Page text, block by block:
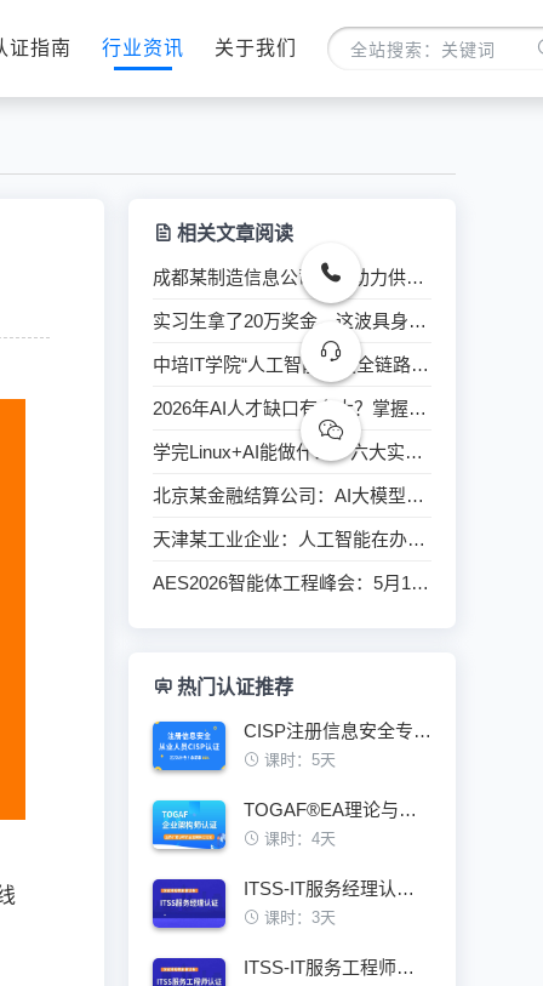
证指南 行业资讯 关于我们
相关文章阅读
成都某制造信息公司：AI助力供应商质量管理系统提升训练培训
实习生拿了20万奖金，这波具身智能红利普通人怎么抓？
中培IT学院“人工智能开发全链路实战与案例分析”培训
2026年AI人才缺口有多大？掌握Linux+AI工具链迎来黄金期
学完Linux+AI能做什么？六大实战应用场景全解析
北京某金融结算公司：AI大模型赋能研发场景创新培训
天津某工业企业：人工智能在办公中的应用培训
AES2026智能体工程峰会：5月17日北京启幕，共赴巅峰盛宴
热门认证推荐
CISP注册信息安全专业人员认证培训班
课时：5天
TOGAF®EA理论与实践鉴定级认证培训班
课时：4天
ITSS-IT服务经理认证培训班
课时：3天
ITSS-IT服务工程师认证培训班